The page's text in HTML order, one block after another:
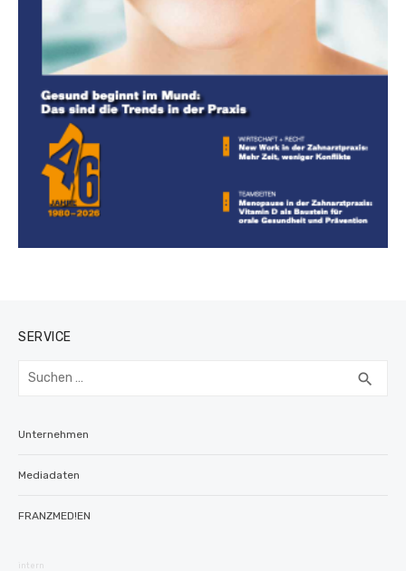
SERVICE
Suchen
search
Unternehmen
Mediadaten
FRANZMED!EN
intern